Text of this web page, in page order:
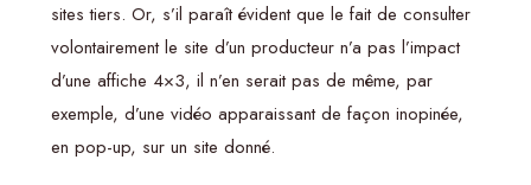
sites tiers. Or, s’il paraît évident que le fait de consulter
volontairement le site d’un producteur n’a pas l’impact
d’une affiche 4×3, il n’en serait pas de même, par
exemple, d’une vidéo apparaissant de façon inopinée,
en pop-up, sur un site donné.